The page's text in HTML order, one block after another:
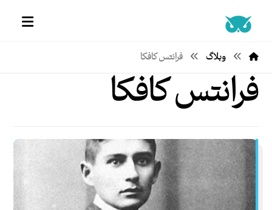
وبلاگ فرانتس کافکا
فرانتس کافکا